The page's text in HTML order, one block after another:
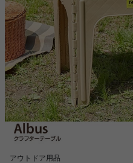
アウトドア用品